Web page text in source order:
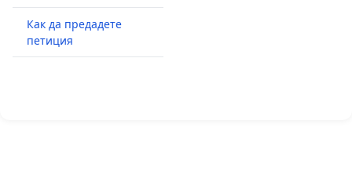
Как да предадете
петиция